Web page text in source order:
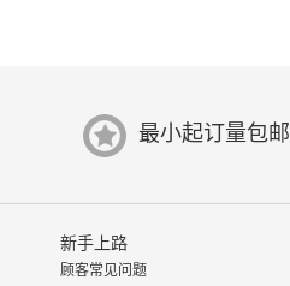
最小起订量包邮
新手上路
顾客常见问题